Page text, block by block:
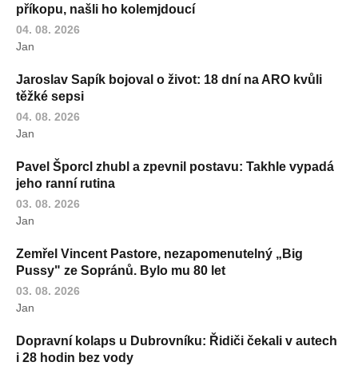
příkopu, našli ho kolemjdoucí
04. 08. 2026
Jan
Jaroslav Sapík bojoval o život: 18 dní na ARO kvůli
těžké sepsi
04. 08. 2026
Jan
Pavel Šporcl zhubl a zpevnil postavu: Takhle vypadá
jeho ranní rutina
03. 08. 2026
Jan
Zemřel Vincent Pastore, nezapomenutelný „Big
Pussy" ze Sopránů. Bylo mu 80 let
03. 08. 2026
Jan
Dopravní kolaps u Dubrovníku: Řidiči čekali v autech
i 28 hodin bez vody